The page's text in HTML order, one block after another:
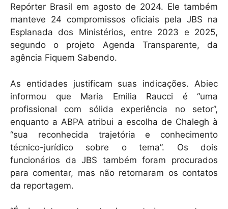
Repórter Brasil em agosto de 2024. Ele também
manteve 24 compromissos oficiais pela JBS na
Esplanada dos Ministérios, entre 2023 e 2025,
segundo o projeto Agenda Transparente, da
agência Fiquem Sabendo.
As entidades justificam suas indicações. Abiec
informou que Maria Emilia Raucci é “uma
profissional com sólida experiência no setor”,
enquanto a ABPA atribui a escolha de Chalegh à
“sua reconhecida trajetória e conhecimento
técnico-jurídico sobre o tema”. Os dois
funcionários da JBS também foram procurados
para comentar, mas não retornaram os contatos
da reportagem.